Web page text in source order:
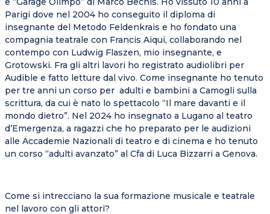
Parigi dove nel 2004 ho conseguito il diploma di
insegnante del Metodo Feldenkrais e ho fondato una
compagnia teatrale con Francis Aiqui, collaborando nel
contempo con Ludwig Flaszen, mio insegnante, e
Grotowski. Fra gli altri lavori ho registrato audiolibri per
Audible e fatto letture dal vivo. Come insegnante ho tenuto
per tre anni un corso per adulti e bambini a Camogli sulla
scrittura, da cui è nato lo spettacolo “Il mare davanti e il
mondo dietro”. Nel 2024 ho insegnato a Lugano al teatro
d’Emergenza, a ragazzi che ho preparato per le audizioni
alle Accademie Nazionali di teatro e di cinema e ho tenuto
un corso “adulti avanzato” al Cfa di Luca Bizzarri a Genova.
Come si intrecciano la sua formazione musicale e teatrale
nel lavoro con gli attori?